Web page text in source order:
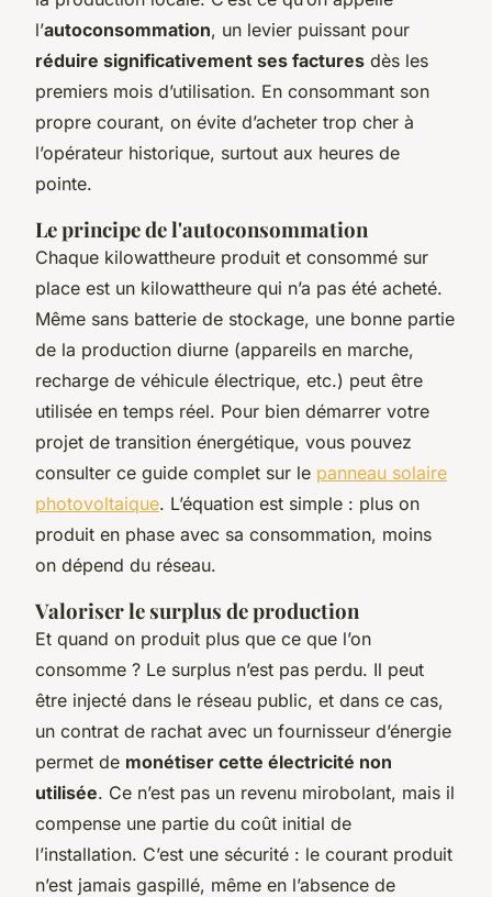
l’autoconsommation, un levier puissant pour
réduire significativement ses factures dès les
premiers mois d’utilisation. En consommant son
propre courant, on évite d’acheter trop cher à
l’opérateur historique, surtout aux heures de
pointe.
Le principe de l'autoconsommation
Chaque kilowattheure produit et consommé sur
place est un kilowattheure qui n’a pas été acheté.
Même sans batterie de stockage, une bonne partie
de la production diurne (appareils en marche,
recharge de véhicule électrique, etc.) peut être
utilisée en temps réel. Pour bien démarrer votre
projet de transition énergétique, vous pouvez
consulter ce guide complet sur le panneau solaire
photovoltaique. L’équation est simple : plus on
produit en phase avec sa consommation, moins
on dépend du réseau.
Valoriser le surplus de production
Et quand on produit plus que ce que l’on
consomme ? Le surplus n’est pas perdu. Il peut
être injecté dans le réseau public, et dans ce cas,
un contrat de rachat avec un fournisseur d’énergie
permet de monétiser cette électricité non
utilisée. Ce n’est pas un revenu mirobolant, mais il
compense une partie du coût initial de
l’installation. C’est une sécurité : le courant produit
n’est jamais gaspillé, même en l’absence de